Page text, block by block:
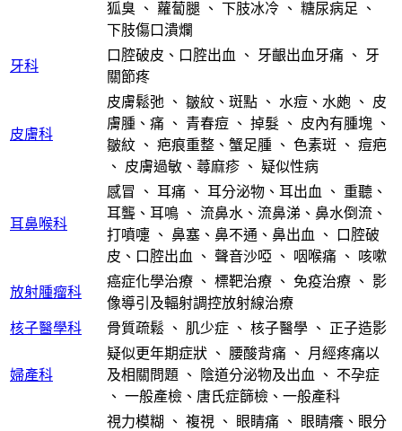
狐臭 、 蘿蔔腿 、 下肢冰冷 、 糖尿病足 、
下肢傷口潰爛
牙科
口腔破皮、口腔出血 、 牙齦出血牙痛 、
牙
關節疼
皮膚科
皮膚鬆弛 、 皺紋、斑點 、 水痘、水皰 、 皮
膚腫、痛 、 青春痘 、 掉髮 、 皮內有腫塊 、
皺紋 、 疤痕重整、蟹足腫 、 色素斑 、 痘疤
、 皮膚過敏、蕁麻疹 、 疑似性病
耳鼻喉科
感冒 、 耳痛 、 耳分泌物、耳出血 、 重聽、
耳聾、耳鳴 、 流鼻水、流鼻涕、鼻水倒流、
打噴嚏 、 鼻塞、鼻不通、鼻出血 、
口腔破
皮、口腔出血
、 聲音沙啞 、 咽喉痛 、 咳嗽
放射腫瘤科
癌症化學治療 、 標靶治療 、 免疫治療 、 影
像導引及輻射調控放射線治療
核子醫學科
骨質疏鬆 、 肌少症 、 核子醫學 、 正子造影
婦產科
疑似更年期症狀 、 腰酸背痛 、
月經疼痛以
及相關問題 、 陰道分泌物及出血 、 不孕症
、 一般產檢、唐氏症篩檢、一般產科
視力模糊 、 複視 、 眼睛痛 、
眼睛癢、眼分